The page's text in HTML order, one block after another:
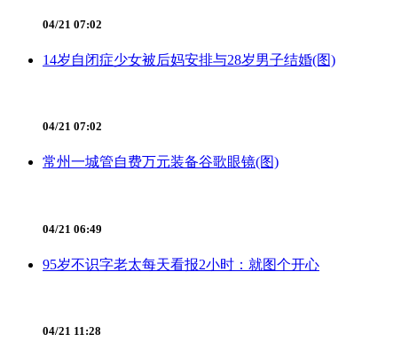
04/21 07:02
14岁自闭症少女被后妈安排与28岁男子结婚(图)
04/21 07:02
常州一城管自费万元装备谷歌眼镜(图)
04/21 06:49
95岁不识字老太每天看报2小时：就图个开心
04/21 11:28